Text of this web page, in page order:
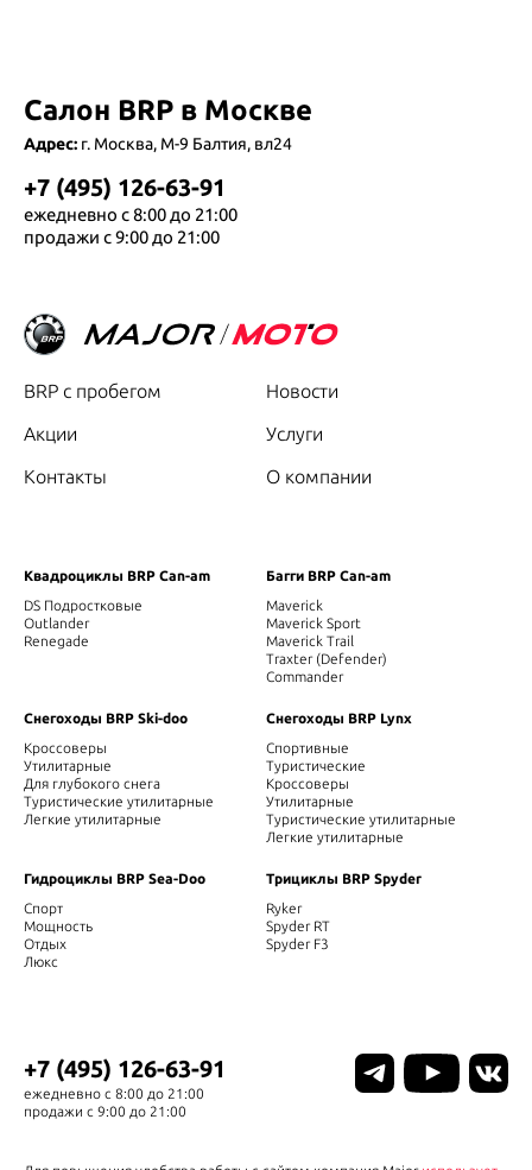
Салон BRP в Москве
Адрес: г. Москва, М-9 Балтия, вл24
+7 (495) 126-63-91
ежедневно с 8:00 до 21:00
продажи с 9:00 до 21:00
BRP с пробегом
Новости
Акции
Услуги
Контакты
О компании
Квадроциклы BRP Can-am
DS Подростковые
Outlander
Renegade
Багги BRP Can-am
Maverick
Maverick Sport
Maverick Trail
Traxter (Defender)
Commander
Снегоходы BRP Ski-doo
Кроссоверы
Утилитарные
Для глубокого снега
Туристические утилитарные
Легкие утилитарные
Снегоходы BRP Lynx
Спортивные
Туристические
Кроссоверы
Утилитарные
Туристические утилитарные
Легкие утилитарные
Гидроциклы BRP Sea-Doo
Спорт
Мощность
Отдых
Люкс
Трициклы BRP Spyder
Ryker
Spyder RT
Spyder F3
+7 (495) 126-63-91
ежедневно с 8:00 до 21:00
продажи с 9:00 до 21:00